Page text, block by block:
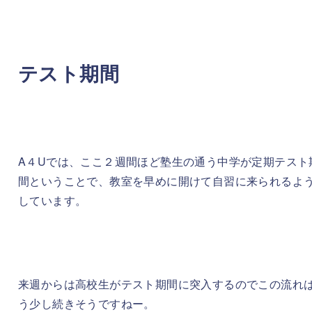
テスト期間
A４Uでは、ここ２週間ほど塾生の通う中学が定期テスト
間ということで、教室を早めに開けて自習に来られるよ
しています。
来週からは高校生がテスト期間に突入するのでこの流れ
う少し続きそうですねー。